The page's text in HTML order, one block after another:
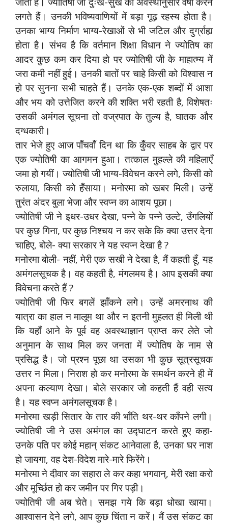
लगते हैं। उनकी भविष्यवाणियों में बड़ा गूढ़ रहस्य होता है।
उनका भाग्य निर्माण भाग्य-रेखाओं से भी जटिल और दुर्ग्राह्य
होता है। संभव है कि वर्तमान शिक्षा विधान ने ज्योतिष का
आदर कुछ कम कर दिया हो पर ज्योतिषी जी के माहात्म्य में
जरा कमी नहीं हुई। उनकी बातों पर चाहे किसी को विश्वास न
हो पर सुनना सभी चाहते हैं। उनके एक-एक शब्दों में आशा
और भय को उत्तेजित करने की शक्ति भरी रहती है, विशेषतः
उसकी अमंगल सूचना तो वज्रपात के तुल्य है, घातक और
दग्धकारी।
तार भेजे हुए आज पाँचवाँ दिन था कि कुँवर साहब के द्वार पर
एक ज्योतिषी का आगमन हुआ। तत्काल मुहल्ले की महिलाएँ
जमा हो गयीं। ज्योतिषी जी भाग्य-विवेचन करने लगे, किसी को
रुलाया, किसी को हँसाया। मनोरमा को खबर मिली। उन्हें
तुरंत अंदर बुला भेजा और स्वप्न का आशय पूछा।
ज्योतिषी जी ने इधर-उधर देखा, पन्ने के पन्ने उल्टे, उँगलियों
पर कुछ गिना, पर कुछ निश्चय न कर सके कि क्या उत्तर देना
चाहिए, बोले- क्या सरकार ने यह स्वप्न देखा है ?
मनोरमा बोली- नहीं, मेरी एक सखी ने देखा है, मैं कहती हूँ, यह
अमंगलसूचक है। वह कहती है, मंगलमय है। आप इसकी क्या
विवेचना करते हैं ?
ज्योतिषी जी फिर बगलें झाँकने लगे। उन्हें अमरनाथ की
यात्रा का हाल न मालूम था और न इतनी मुहलत ही मिली थी
कि यहाँ आने के पूर्व वह अवस्थाज्ञान प्राप्त कर लेते जो
अनुमान के साथ मिल कर जनता में ज्योतिष के नाम से
प्रसिद्ध है। जो प्रश्न पूछा था उसका भी कुछ सूत्रसूचक
उत्तर न मिला। निराश हो कर मनोरमा के समर्थन करने ही में
अपना कल्याण देखा। बोले सरकार जो कहती हैं वही सत्य
है। यह स्वप्न अमंगलसूचक है।
मनोरमा खड़ी सितार के तार की भाँति थर-थर काँपने लगी।
ज्योतिषी जी ने उस अमंगल का उद्घाटन करते हुए कहा-
उनके पति पर कोई महान् संकट आनेवाला है, उनका घर नाश
हो जायगा, वह देश-विदेश मारे-मारे फिरेंगे।
मनोरमा ने दीवार का सहारा ले कर कहा भगवान्, मेरी रक्षा करो
और मूर्च्छित हो कर जमीन पर गिर पड़ी।
ज्योतिषी जी अब चेते। समझ गये कि बड़ा धोखा खाया।
आश्वासन देने लगे, आप कुछ चिंता न करें। मैं उस संकट का